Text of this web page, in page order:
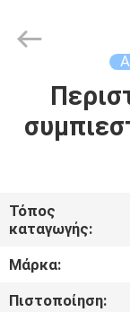
ΣΠΊΤΙ
ΣΧΕΤΙΚΆ
ΜΕ
ΕΜΆΣ
Machinery
Τόπος
καταγωγής:
Μάρκα:
Πιστοποίηση: